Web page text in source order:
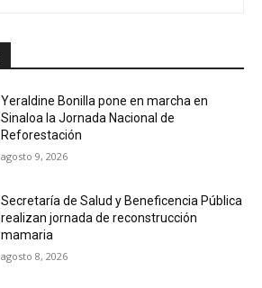
Yeraldine Bonilla pone en marcha en
Sinaloa la Jornada Nacional de
Reforestación
agosto 9, 2026
Secretaría de Salud y Beneficencia Pública
realizan jornada de reconstrucción
mamaria
agosto 8, 2026